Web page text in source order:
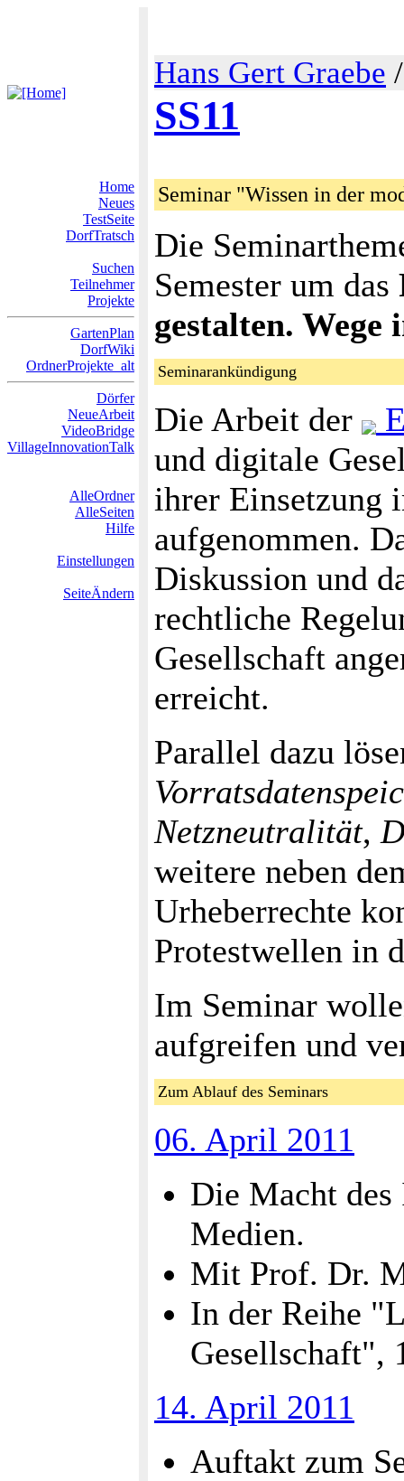
Hans Gert Graebe
SS11
Home
Neues
TestSeite
DorfTratsch
Suchen
Teilnehmer
Projekte
GartenPlan
DorfWiki
OrdnerProjekte_alt
Dörfer
NeueArbeit
VideoBridge
VillageInnovationTalk
AlleOrdner
AlleSeiten
Hilfe
Einstellungen
SeiteÄndern
Seminar "Wissen in der
Die
Semester um das
gestalten.
Seminarankündigung
Die Arbeit der
und digitale
ihrer Einsetzung
aufgenommen.
Diskussion und
rechtliche
Gesellschaft
erreicht.
Parallel dazu
Netzneutralität,
weitere neben
Urheberrechte
Protestwellen in
Im Seminar
aufgreifen und
Zum Ablauf des Seminars
06. April 2011
Die Macht des
Medien.
Mit Prof. Dr.
In der Reihe
Gesellschaft",
14. April 2011
Auftakt zum